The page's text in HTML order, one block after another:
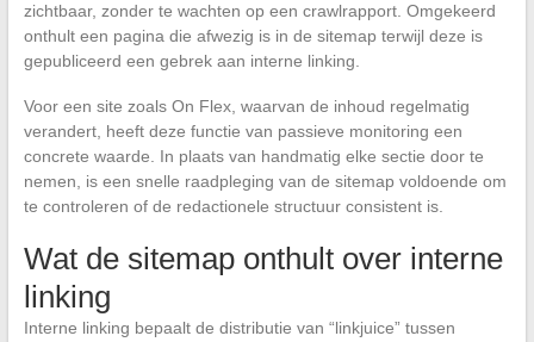
zichtbaar, zonder te wachten op een crawlrapport. Omgekeerd
onthult een pagina die afwezig is in de sitemap terwijl deze is
gepubliceerd een gebrek aan interne linking.
Voor een site zoals On Flex, waarvan de inhoud regelmatig
verandert, heeft deze functie van passieve monitoring een
concrete waarde. In plaats van handmatig elke sectie door te
nemen, is een snelle raadpleging van de sitemap voldoende om
te controleren of de redactionele structuur consistent is.
Wat de sitemap onthult over interne
linking
Interne linking bepaalt de distributie van “linkjuice” tussen